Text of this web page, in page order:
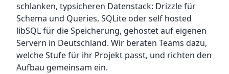
schlanken, typsicheren Datenstack: Drizzle für
Schema und Queries, SQLite oder self hosted
libSQL für die Speicherung, gehostet auf eigenen
Servern in Deutschland. Wir beraten Teams dazu,
welche Stufe für ihr Projekt passt, und richten den
Aufbau gemeinsam ein.